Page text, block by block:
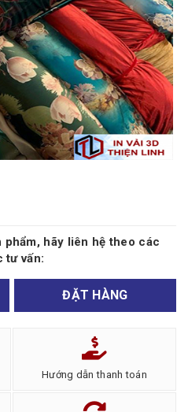
phẩm, hãy liên hệ theo các
tư vấn:
ĐẶT HÀNG
Hướng dẫn thanh toán